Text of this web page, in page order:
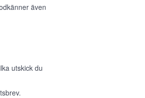
även
utskick du